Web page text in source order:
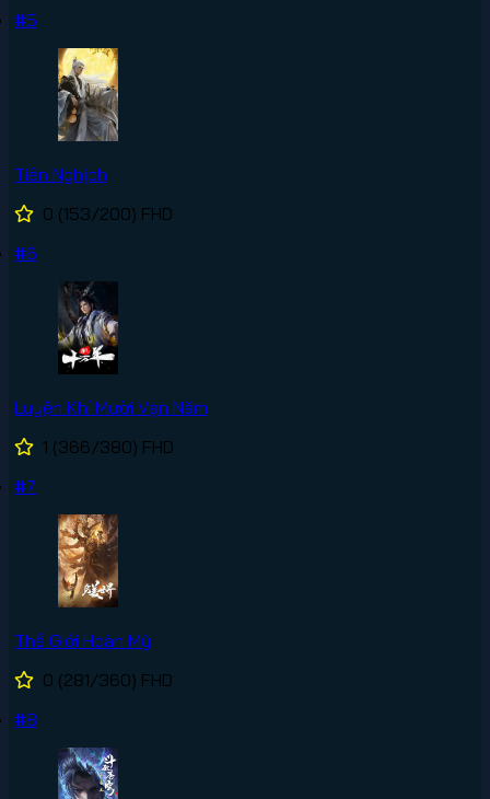
#5
Tiên Nghịch
0 (153/200) FHD
#6
Luyện Khí Mười Vạn Năm
1 (366/380) FHD
#7
Thế Giới Hoàn Mỹ
0 (281/360) FHD
#8